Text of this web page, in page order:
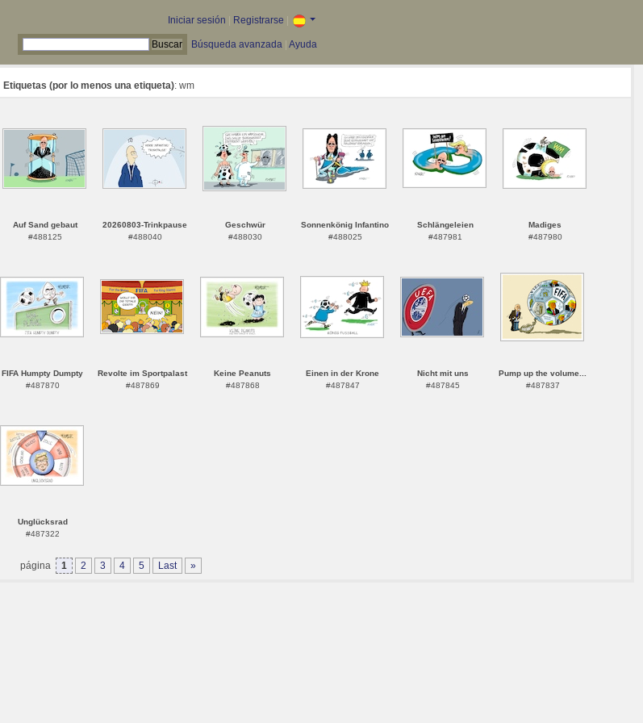
Iniciar sesión Registrarse
Búsqueda avanzada Ayuda
Etiquetas (por lo menos una etiqueta): wm
Auf Sand gebaut
#488125
20260803-Trinkpause
#488040
Geschwür
#488030
Sonnenkönig Infantino
#488025
Schlängeleien
#487981
Madiges
#487980
FIFA Humpty Dumpty
#487870
Revolte im Sportpalast
#487869
Keine Peanuts
#487868
Einen in der Krone
#487847
Nicht mit uns
#487845
Pump up the volume...
#487837
Unglücksrad
#487322
página 1 2 3 4 5 Last »